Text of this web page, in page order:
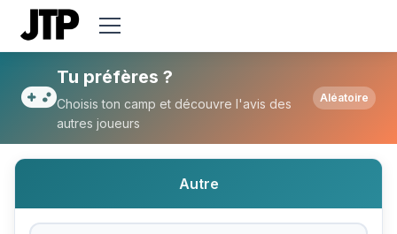
Tu préfères Pouvoir manger mais ne
Tu préfères ?
Choisis ton camp et découvre l'avis des
autres joueurs
Aléatoire
Autre